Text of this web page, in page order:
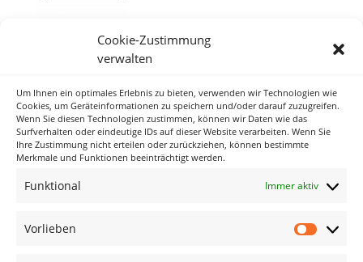
Cookie-Zustimmung
verwalten
Um Ihnen ein optimales Erlebnis zu bieten, verwenden wir Technologien wie
Cookies, um Geräteinformationen zu speichern und/oder darauf zuzugreifen.
Wenn Sie diesen Technologien zustimmen, können wir Daten wie das
Surfverhalten oder eindeutige IDs auf dieser Website verarbeiten. Wenn Sie
Ihre Zustimmung nicht erteilen oder zurückziehen, können bestimmte
Merkmale und Funktionen beeinträchtigt werden.
Funktional Immer aktiv
Vorlieben
Neueste Kommentare
Archiv
Keine Kategorien